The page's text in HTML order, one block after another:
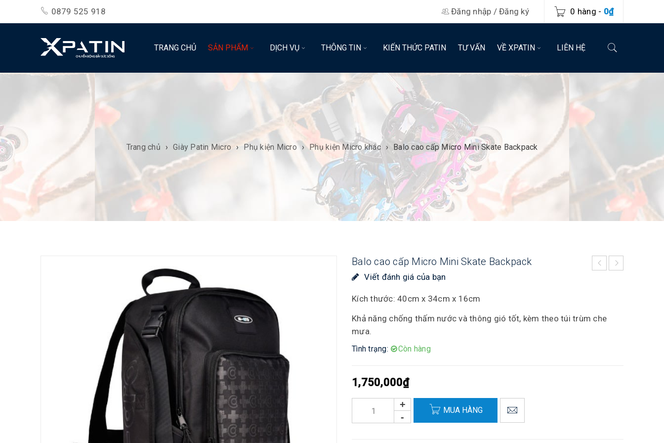
0879 525 918 0 hàng - 0₫
Đăng nhập / Đăng ký
TRANG CHỦ SẢN PHẨM DỊCH VỤ THÔNG TIN KIẾN THỨC PATIN TƯ VẤN VỀ XPATIN LIÊN HỆ
Trang chủ › Giày Patin Micro › Phụ kiện Micro › Phụ kiện Micro khác › Balo cao cấp Micro Mini Skate Backpack
Balo cao cấp Micro Mini Skate Backpack
Viết đánh giá của bạn
Kích thước: 40cm x 34cm x 16cm
Khả năng chống thấm nước và thông gió tốt, kèm theo túi trùm che
mưa.
Tình trạng: Còn hàng
1,750,000₫
MUA HÀNG